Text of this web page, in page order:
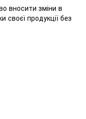
вносити зміни в
своєї продукції без